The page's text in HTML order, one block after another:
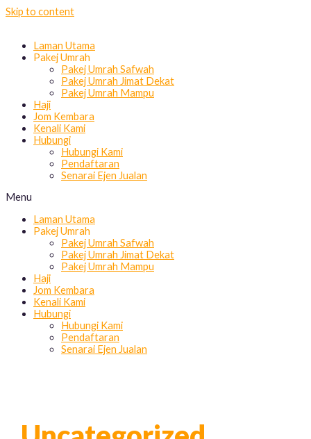
Skip to content
Laman Utama
Pakej Umrah
Pakej Umrah Safwah
Pakej Umrah Jimat Dekat
Pakej Umrah Mampu
Haji
Jom Kembara
Kenali Kami
Hubungi
Hubungi Kami
Pendaftaran
Senarai Ejen Jualan
Menu
Laman Utama
Pakej Umrah
Pakej Umrah Safwah
Pakej Umrah Jimat Dekat
Pakej Umrah Mampu
Haji
Jom Kembara
Kenali Kami
Hubungi
Hubungi Kami
Pendaftaran
Senarai Ejen Jualan